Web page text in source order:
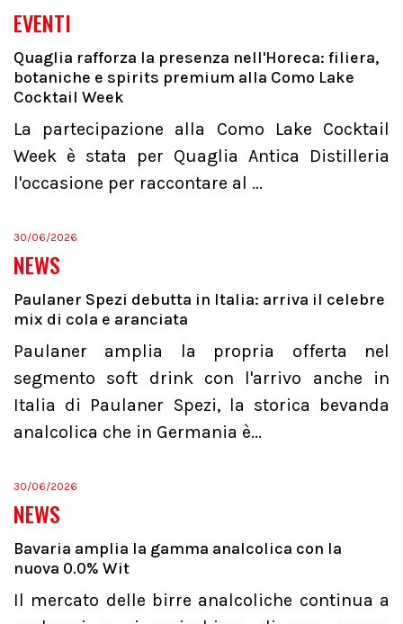
EVENTI
Quaglia rafforza la presenza nell'Horeca: filiera,
botaniche e spirits premium alla Como Lake
Cocktail Week
La partecipazione alla Como Lake Cocktail
Week è stata per Quaglia Antica Distilleria
l'occasione per raccontare al ...
30/06/2026
NEWS
Paulaner Spezi debutta in Italia: arriva il celebre
mix di cola e aranciata
Paulaner amplia la propria offerta nel
segmento soft drink con l'arrivo anche in
Italia di Paulaner Spezi, la storica bevanda
analcolica che in Germania è...
30/06/2026
NEWS
Bavaria amplia la gamma analcolica con la
nuova 0.0% Wit
Il mercato delle birre analcoliche continua a